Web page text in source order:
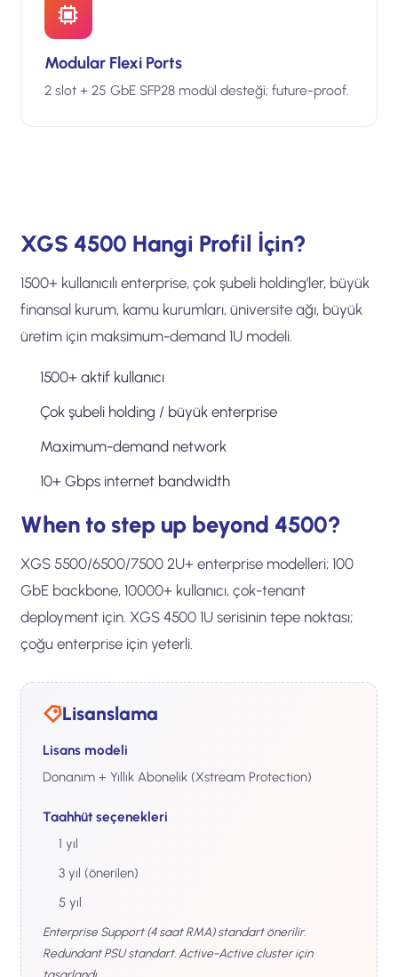
Modular Flexi Ports
2 slot + 25 GbE SFP28 modül desteği; future-proof.
XGS 4500 Hangi Profil İçin?
1500+ kullanıcılı enterprise, çok şubeli holding'ler, büyük
finansal kurum, kamu kurumları, üniversite ağı, büyük
üretim için maksimum-demand 1U modeli.
1500+ aktif kullanıcı
Çok şubeli holding / büyük enterprise
Maximum-demand network
10+ Gbps internet bandwidth
When to step up beyond 4500?
XGS 5500/6500/7500 2U+ enterprise modelleri; 100
GbE backbone, 10000+ kullanıcı, çok-tenant
deployment için. XGS 4500 1U serisinin tepe noktası;
çoğu enterprise için yeterli.
Lisanslama
Lisans modeli
Donanım + Yıllık Abonelik (Xstream Protection)
Taahhüt seçenekleri
1 yıl
3 yıl (önerilen)
5 yıl
Enterprise Support (4 saat RMA) standart önerilir.
Redundant PSU standart. Active-Active cluster için